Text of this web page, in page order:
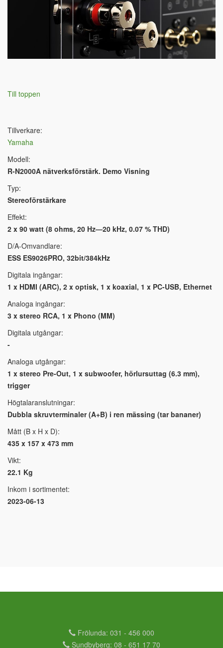
Till toppen
Tillverkare:
Yamaha
Modell:
R-N2000A nätverksförstärk. Demo Visning
Typ:
Stereoförstärkare
Effekt:
2 x 90 watt (8 ohms, 20 Hz—20 kHz, 0.07 % THD)
D/A-Omvandlare:
ESS ES9026PRO, 32bit/384kHz
Digitala ingångar:
1 x HDMI (ARC), 2 x optisk, 1 x koaxial, 1 x PC-USB, Ethernet
Analoga ingångar:
3 x stereo RCA, 1 x Phono (MM)
Digitala utgångar:
-
Analoga utgångar:
1 x stereo Pre-Out, 1 x subwoofer, hörlursuttag (6.3 mm),
trigger
Högtalaranslutningar:
Dubbla skruvterminaler (A+B) i ren mässing (tar bananer)
Mått (B x H x D):
435 x 157 x 473 mm
Vikt:
22.1 Kg
Inkom i sortimentet:
2023-06-13
Frölunda: 031 - 456 000
Sundbyberg: 08 - 651 17 70